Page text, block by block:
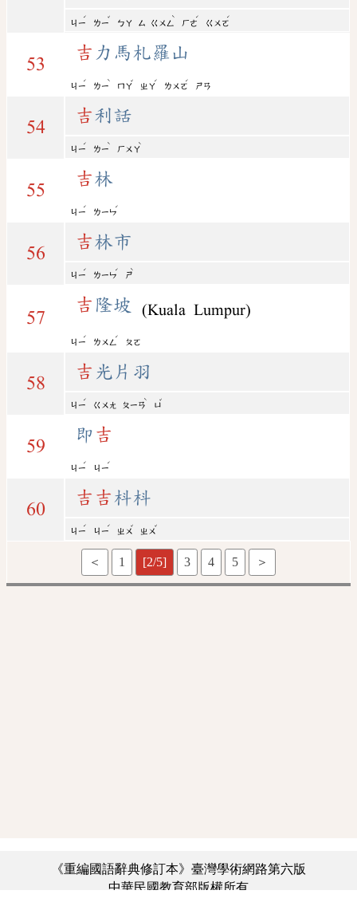
ㄐㄧ
ˊ
ㄌㄧ
ˇ
ㄅㄚ ㄙ ㄍㄨㄥ
ˋ
ㄏㄜ
ˊ
ㄍㄨㄛ
ˊ
53
吉 力馬札羅山
ㄐㄧ
ˊ
ㄌㄧ
ˋ
ㄇㄚ
ˇ
ㄓㄚ
ˊ
ㄌㄨㄛ
ˊ
ㄕㄢ
54
吉利話
ㄐㄧ
ˊ
ㄌㄧ
ˋ
ㄏㄨㄚ
ˋ
55
吉林
ㄐㄧ
ˊ
ㄌㄧㄣ
ˊ
56
吉林市
ㄐㄧ
ˊ
ㄌㄧㄣ
ˊ
ㄕ
ˋ
57
吉 隆坡 (Kuala Lumpur)
ㄐㄧ
ˊ
ㄌㄨㄥ
ˊ
ㄆㄛ
58
吉 光片羽
ㄐㄧ
ˊ
ㄍㄨㄤ ㄆㄧㄢ
ˋ
ㄩ
ˇ
59
即 吉
ㄐㄧ
ˊ
ㄐㄧ
ˊ
60
吉 吉枓枓
ㄐㄧ
ˊ
ㄐㄧ
ˊ
ㄓㄨ
ˇ
ㄓㄨ
ˇ
＜ 1 [2/5] 3 4 5 ＞
《重編國語辭典修訂本》臺灣學術網路第六版
中華民國教育部版權所有